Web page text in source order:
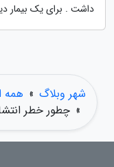
داشت . برای یک بیمار
شهر وبلاگ » همه
» چطور خطر